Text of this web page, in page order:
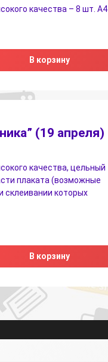
качества – 8 шт. А4
В корзину
(19 апреля)
качества, цельный
плаката (возможные
склеивании которых
В корзину